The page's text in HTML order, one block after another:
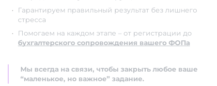
Гарантируем правильный результат без лишнего
стресса
Помогаем на каждом этапе – от регистрации до
бухгалтерского сопровождения вашего ФОПа
Мы всегда на связи, чтобы закрыть любое ваше
“маленькое, но важное” задание.